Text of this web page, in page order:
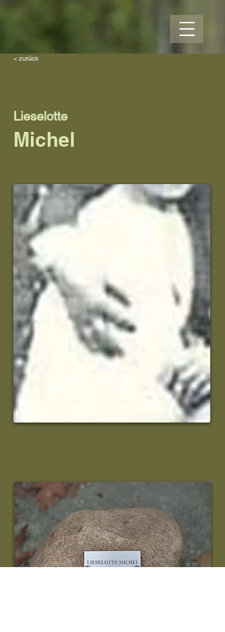
< zurück
Lieselotte
Michel